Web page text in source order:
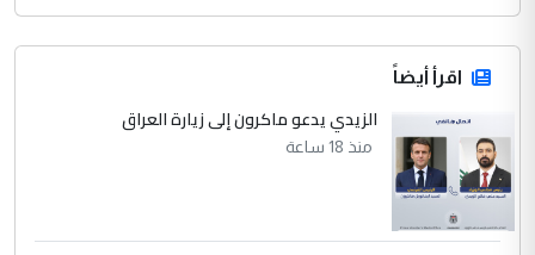
اقرأ أيضاً
الزيدي يدعو ماكرون إلى زيارة العراق
منذ 18 ساعة